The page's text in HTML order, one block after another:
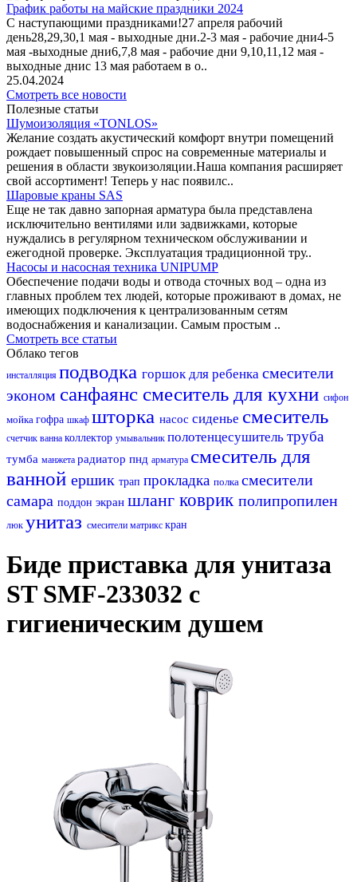
График работы на майские праздники 2024
С наступающими праздниками!27 апреля рабочий
день28,29,30,1 мая - выходные дни.2-3 мая - рабочие дни4-5
мая -выходные дни6,7,8 мая - рабочие дни 9,10,11,12 мая -
выходные днис 13 мая работаем в о..
25.04.2024
Смотреть все новости
Полезные статьи
Шумоизоляция «TONLOS»
Желание создать акустический комфорт внутри помещений
рождает повышенный спрос на современные материалы и
решения в области звукоизоляции.Наша компания расширяет
свой ассортимент! Теперь у нас появилс..
Шаровые краны SAS
Еще не так давно запорная арматура была представлена
исключительно вентилями или задвижками, которые
нуждались в регулярном техническом обслуживании и
ежегодной проверке. Эксплуатация традиционной тру..
Насосы и насосная техника UNIPUMP
Обеспечение подачи воды и отвода сточных вод – одна из
главных проблем тех людей, которые проживают в домах, не
имеющих подключения к централизованным сетям
водоснабжения и канализации. Самым простым ..
Смотреть все статьи
Облако тегов
инсталляция подводка горшок для ребенка смесители
эконом санфаянс смеситель для кухни сифон
мойка гофра шкаф шторка насос сиденье смеситель
счетчик ванна коллектор умывальник полотенцесушитель труба
тумба манжета радиатор пнд арматура смеситель для
ванной ершик трап прокладка полка смесители
самара поддон экран шланг коврик полипропилен
люк унитаз смесители матрикс кран
Биде приставка для унитаза
ST SMF-233032 с
гигиеническим душем